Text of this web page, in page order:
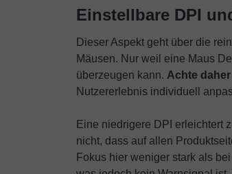
Einstellbare DPI
Dieser Aspekt geht über die
Mäusen. Nur weil eine Maus
überzeugen kann. Achte
Nutzererlebnis individuell
Eine niedrigere DPI erleichtert
nicht, dass auf allen
Fokus hier weniger stark als